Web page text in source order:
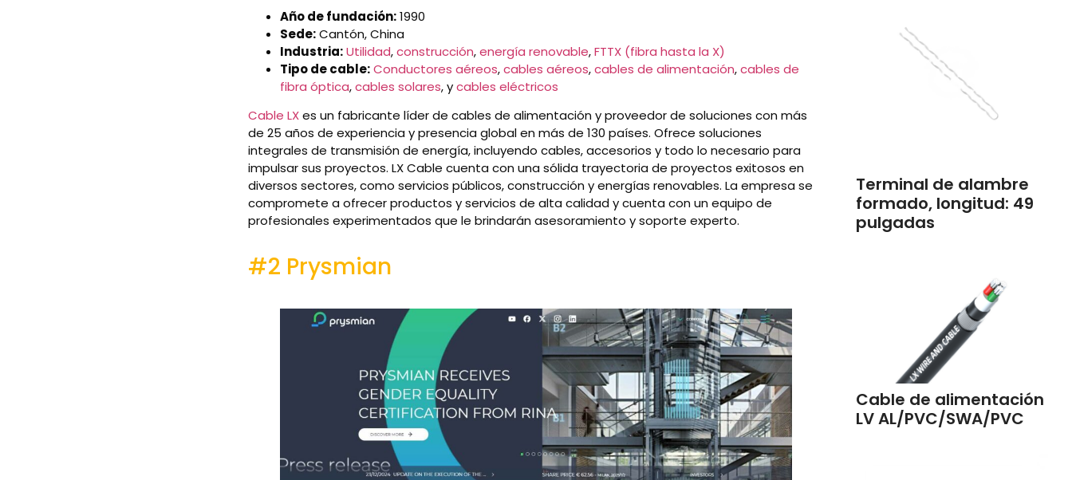
Año de fundación:1990
Sede:Cantón, China
Industria: Utilidad,construcción,energía renovable,FTTX (fibra hasta la X)
Tipo de cable: Conductores aéreos,cables aéreos,cables de alimentación,cables de
fibra óptica,cables solares, ycables eléctricos
Cable LXes un fabricante líder de cables de alimentación y proveedor de soluciones con más
de 25 años de experiencia y presencia global en más de 130 países. Ofrece soluciones
integrales de transmisión de energía, incluyendo cables, accesorios y todo lo necesario para
impulsar sus proyectos. LX Cable cuenta con una sólida trayectoria de proyectos exitosos en
diversos sectores, como servicios públicos, construcción y energías renovables. La empresa se
compromete a ofrecer productos y servicios de alta calidad y cuenta con un equipo de
profesionales experimentados que le brindarán asesoramiento y soporte experto.
#2 Prysmian
Terminal de alambre
formado, longitud: 49
pulgadas
Cable de alimentación
LV AL/PVC/SWA/PVC